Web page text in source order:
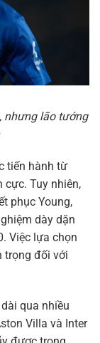
nhưng lão tướng
tiến hành từ
Tuy nhiên,
phục Young,
dày dặn
Việc lựa chọn
trọng đối với
qua nhiều
Villa và Inter